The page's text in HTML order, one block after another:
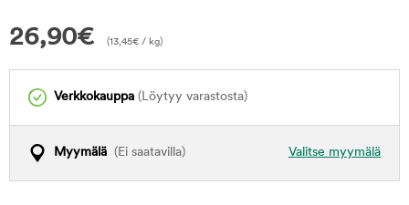
26,90€ (13,45€ / kg)
Verkkokauppa (Löytyy varastosta)
Valitse myymälä
Myymälä (Ei saatavilla)